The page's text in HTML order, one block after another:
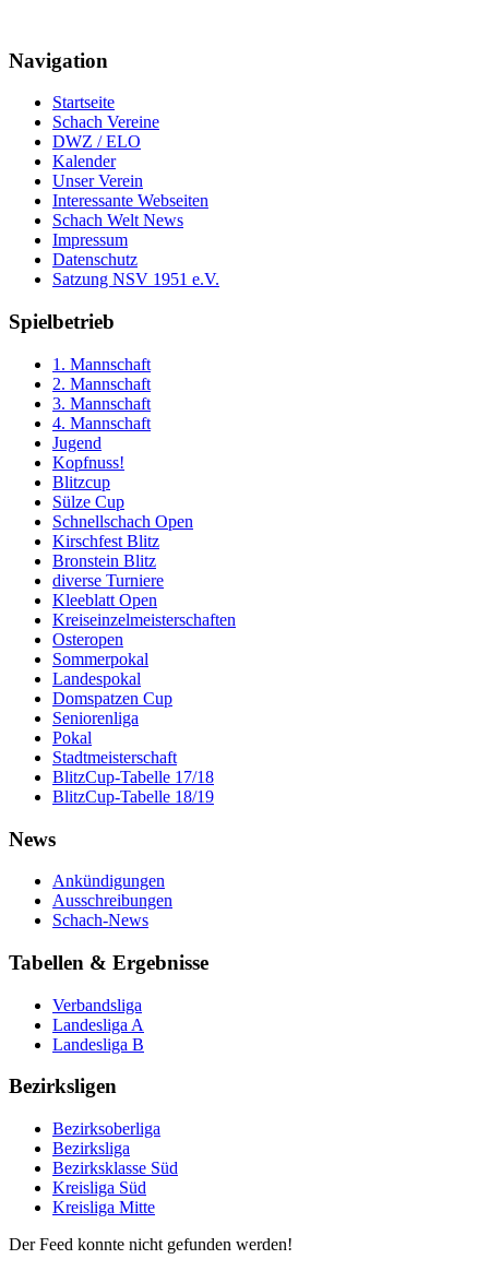
Navigation
Startseite
Schach Vereine
DWZ / ELO
Kalender
Unser Verein
Interessante Webseiten
Schach Welt News
Impressum
Datenschutz
Satzung NSV 1951 e.V.
Spielbetrieb
1. Mannschaft
2. Mannschaft
3. Mannschaft
4. Mannschaft
Jugend
Kopfnuss!
Blitzcup
Sülze Cup
Schnellschach Open
Kirschfest Blitz
Bronstein Blitz
diverse Turniere
Kleeblatt Open
Kreiseinzelmeisterschaften
Osteropen
Sommerpokal
Landespokal
Domspatzen Cup
Seniorenliga
Pokal
Stadtmeisterschaft
BlitzCup-Tabelle 17/18
BlitzCup-Tabelle 18/19
News
Ankündigungen
Ausschreibungen
Schach-News
Tabellen & Ergebnisse
Verbandsliga
Landesliga A
Landesliga B
Bezirksligen
Bezirksoberliga
Bezirksliga
Bezirksklasse Süd
Kreisliga Süd
Kreisliga Mitte
Der Feed konnte nicht gefunden werden!